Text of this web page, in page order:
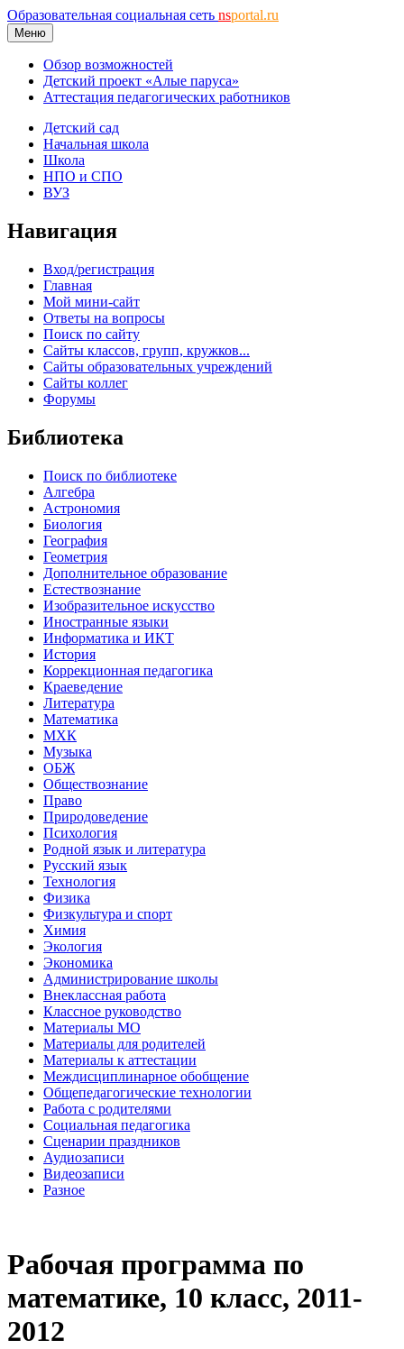
Образовательная социальная сеть nsportal.ru
Меню
Обзор возможностей
Детский проект «Алые паруса»
Аттестация педагогических работников
Детский сад
Начальная школа
Школа
НПО и СПО
ВУЗ
Навигация
Вход/регистрация
Главная
Мой мини-сайт
Ответы на вопросы
Поиск по сайту
Сайты классов, групп, кружков...
Сайты образовательных учреждений
Сайты коллег
Форумы
Библиотека
Поиск по библиотеке
Алгебра
Астрономия
Биология
География
Геометрия
Дополнительное образование
Естествознание
Изобразительное искусство
Иностранные языки
Информатика и ИКТ
История
Коррекционная педагогика
Краеведение
Литература
Математика
МХК
Музыка
ОБЖ
Обществознание
Право
Природоведение
Психология
Родной язык и литература
Русский язык
Технология
Физика
Физкультура и спорт
Химия
Экология
Экономика
Администрирование школы
Внеклассная работа
Классное руководство
Материалы МО
Материалы для родителей
Материалы к аттестации
Междисциплинарное обобщение
Общепедагогические технологии
Работа с родителями
Социальная педагогика
Сценарии праздников
Аудиозаписи
Видеозаписи
Разное
Рабочая программа по
математике, 10 класс, 2011-
2012